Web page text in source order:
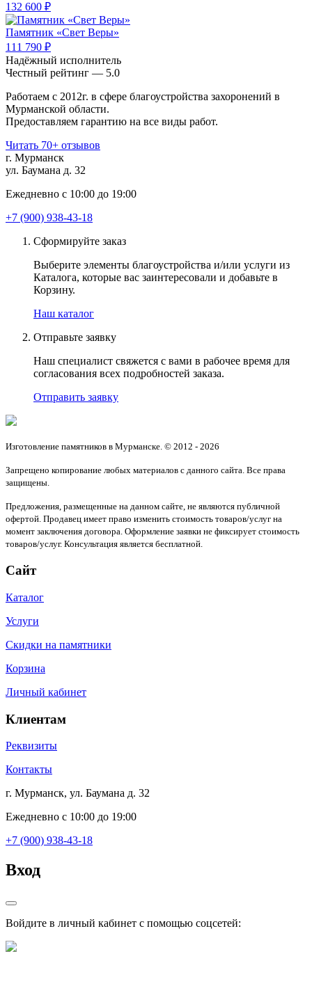
132 600 ₽
Памятник «Свет Веры»
111 790 ₽
Надёжный исполнитель
Чеcтный рейтинг — 5.0
Работаем с 2012г. в сфере благоустройства захоронений в
Мурманской области.
Предоставляем гарантию на все виды работ.
Читать 70+ отзывов
г. Мурманск
ул. Баумана д. 32
Ежедневно с 10:00 до 19:00
+7 (900) 938-43-18
Сформируйте заказ
Выберите элементы благоустройства и/или услуги из
Каталога, которые вас заинтересовали и добавьте в
Корзину.
Наш каталог
Отправьте заявку
Наш специалист свяжется с вами в рабочее время для
согласования всех подробностей заказа.
Отправить заявку
Изготовление памятников в Мурманске. © 2012 - 2026
Запрещено копирование любых материалов с данного сайта. Все права
защищены.
Предложения, размещенные на данном сайте, не являются публичной
офертой. Продавец имеет право изменить стоимость товаров/услуг на
момент заключения договора. Оформление заявки не фиксирует стоимость
товаров/услуг. Консультация является бесплатной.
Сайт
Каталог
Услуги
Скидки на памятники
Корзина
Личный кабинет
Клиентам
Реквизиты
Контакты
г. Мурманск, ул. Баумана д. 32
Ежедневно с 10:00 до 19:00
+7 (900) 938-43-18
Вход
Войдите в личный кабинет с помощью соцсетей: